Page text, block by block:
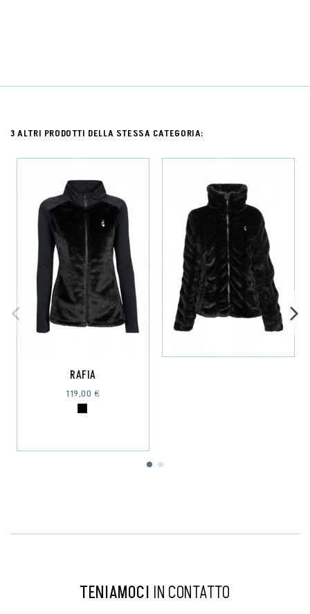
3 ALTRI PRODOTTI DELLA STESSA CATEGORIA:
RAFIA
119,00 €
TENIAMOCI IN CONTATTO